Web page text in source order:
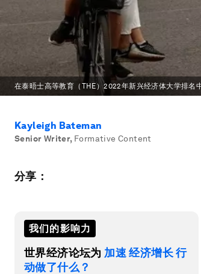
在泰晤士高等教育（THE）2022年新兴经济体大学排名
Kayleigh Bateman
Senior Writer, Formative Content
分享：
我们的影响力
世界经济论坛为 加速 经济增长 行
动做了什么？